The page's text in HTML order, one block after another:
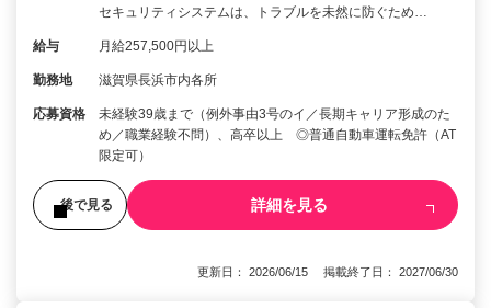
セキュリティシステムは、トラブルを未然に防ぐため…
給与 月給257,500円以上
勤務地 滋賀県長浜市内各所
応募資格
未経験39歳まで（例外事由3号のイ／長期キャリア形成のた
め／職業経験不問）、高卒以上 ◎普通自動車運転免許（AT
限定可）
後で見る 詳細を見る
更新日： 2026/06/15 掲載終了日： 2027/06/30